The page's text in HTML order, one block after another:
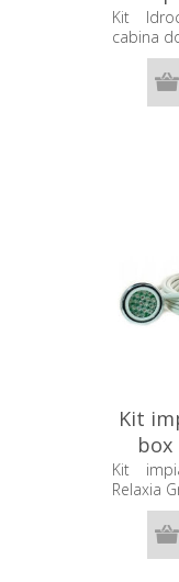
Kit
cabina
Kit
box
Kit
Relaxia